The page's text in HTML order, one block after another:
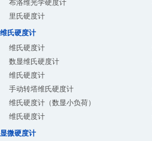
布洛维光学硬度计
里氏硬度计
维氏硬度计
维氏硬度计
数显维氏硬度计
维氏硬度计
手动转塔维氏硬度计
维氏硬度计（数显小负荷）
维氏硬度计
显微硬度计